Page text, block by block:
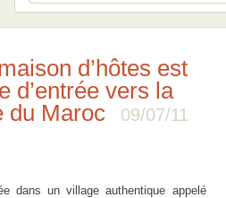
d’hôtes est
d’entrée vers la
du Maroc
09/07/11
dans un village authentique appelé